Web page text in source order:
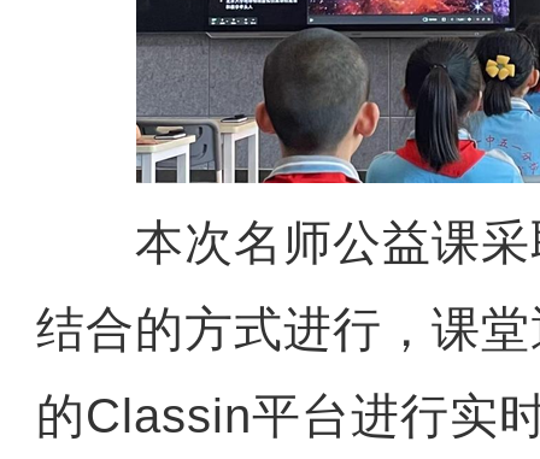
本次名师公益课采
结合的方式进行，课
的Classin平台进行实